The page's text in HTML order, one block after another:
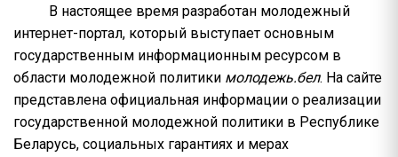
В настоящее время разработан молодежный
интернет-портал, который выступает основным
государственным информационным ресурсом в
области молодежной политики молодежь.бел. На сайте
представлена официальная информации о реализации
государственной молодежной политики в Республике
Беларусь, социальных гарантиях и мерах